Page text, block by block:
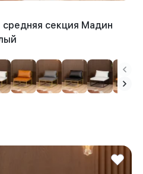
секция Мадин